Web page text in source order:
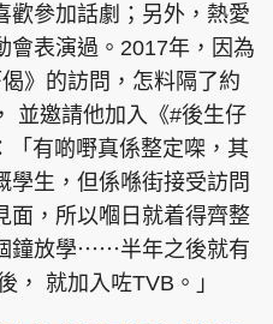
歡參加話劇；另外，熱愛
會表演過。2017年，因為
》的訪問，怎料隔了約
並邀請他加入《#後生仔
「有啲嘢真係整定㗎，其
學生，但係喺街接受訪問
面，所以嗰日就着得齊整
鐘放學⋯⋯半年之後就有
， 就加入咗TVB。」